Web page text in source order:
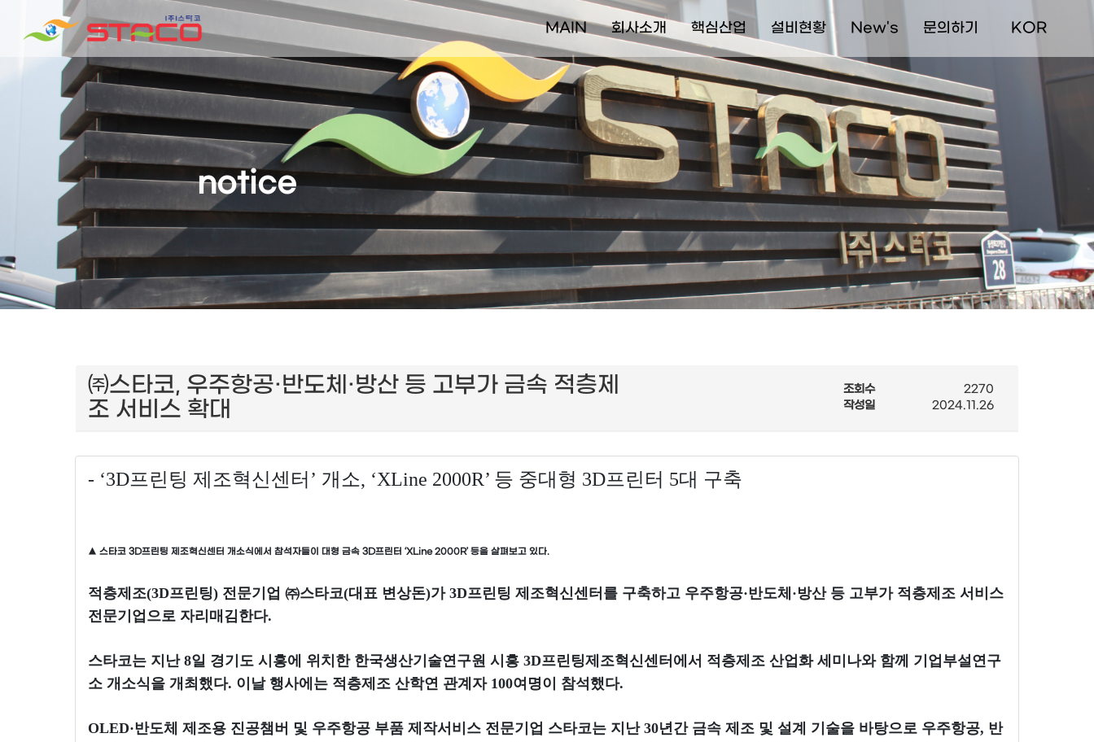
MAIN 회사소개 핵심산업 설비현황 New's 문의하기 KOR
notice
㈜스타코, 우주항공·반도체·방산 등 고부가 금속 적층제
조 서비스 확대
조회수
2270
작성일
2024.11.26
- ‘3D프린팅 제조혁신센터’ 개소, ‘XLine 2000R’ 등 중대형 3D프린터 5대 구축
▲ 스타코 3D프린팅 제조혁신센터 개소식에서 참석자들이 대형 금속 3D프린터 ‘XLine 2000R’ 등을 살펴보고 있다.
적층제조(3D프린팅) 전문기업 ㈜스타코(대표 변상돈)가 3D프린팅 제조혁신센터를 구축하고 우주항공·반도체·방산 등 고부가 적층제조 서비스
전문기업으로 자리매김한다.
스타코는 지난 8일 경기도 시흥에 위치한 한국생산기술연구원 시흥 3D프린팅제조혁신센터에서 적층제조 산업화 세미나와 함께 기업부설연구
소 개소식을 개최했다. 이날 행사에는 적층제조 산학연 관계자 100여명이 참석했다.
OLED·반도체 제조용 진공챔버 및 우주항공 부품 제작서비스 전문기업 스타코는 지난 30년간 금속 제조 및 설계 기술을 바탕으로 우주항공, 반